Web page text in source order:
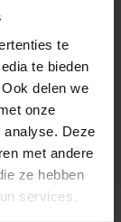
te
te bieden
delen we
onze
analyse. Deze
met andere
ze hebben
services.
gotowi
czekamy
Cię naszą